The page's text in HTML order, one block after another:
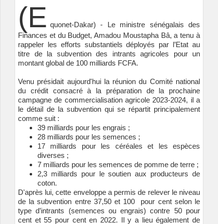
(E quonet-Dakar) - Le ministre sénégalais des
Finances et du Budget, Amadou Moustapha Bâ, a tenu à
rappeler les efforts substantiels déployés par l’Etat au
titre de la subvention des intrants agricoles pour un
montant global de 100 milliards FCFA.
Venu présidait aujourd'hui la réunion du Comité national
du crédit consacré à la préparation de la prochaine
campagne de commercialisation agricole 2023-2024, il a
le détail de la subvention qui se répartit principalement
comme suit :
39 milliards pour les engrais ;
28 milliards pour les semences ;
17 milliards pour les céréales et les espèces
diverses ;
7 milliards pour les semences de pomme de terre ;
2,3 milliards pour le soutien aux producteurs de
coton.
D'après lui, cette enveloppe a permis de relever le niveau
de la subvention entre 37,50 et 100 pour cent selon le
type d’intrants (semences ou engrais) contre 50 pour
cent et 55 pour cent en 2022. Il y a lieu également de